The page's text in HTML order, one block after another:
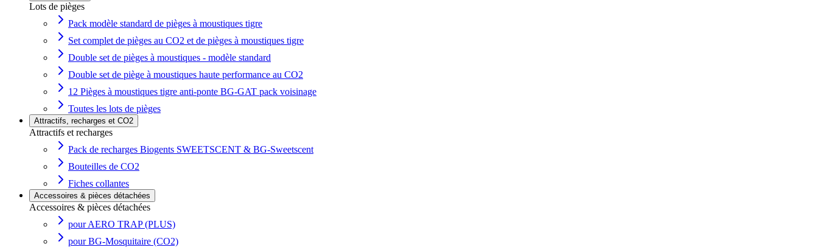
Lots de pièges
Pack modèle standard de pièges à moustiques tigre
Set complet de pièges au CO2 et de pièges à moustiques tigre
Double set de pièges à moustiques - modèle standard
Double set de piège à moustiques haute performance au CO2
12 Pièges à moustiques tigre anti-ponte BG-GAT pack voisinage
Toutes les lots de pièges
Attractifs, recharges et CO2
Attractifs et recharges
Pack de recharges Biogents SWEETSCENT & BG-Sweetscent
Bouteilles de CO2
Fiches collantes
Accessoires & pièces détachées
Accessoires & pièces détachées
pour AERO TRAP (PLUS)
pour BG-Mosquitaire (CO2)